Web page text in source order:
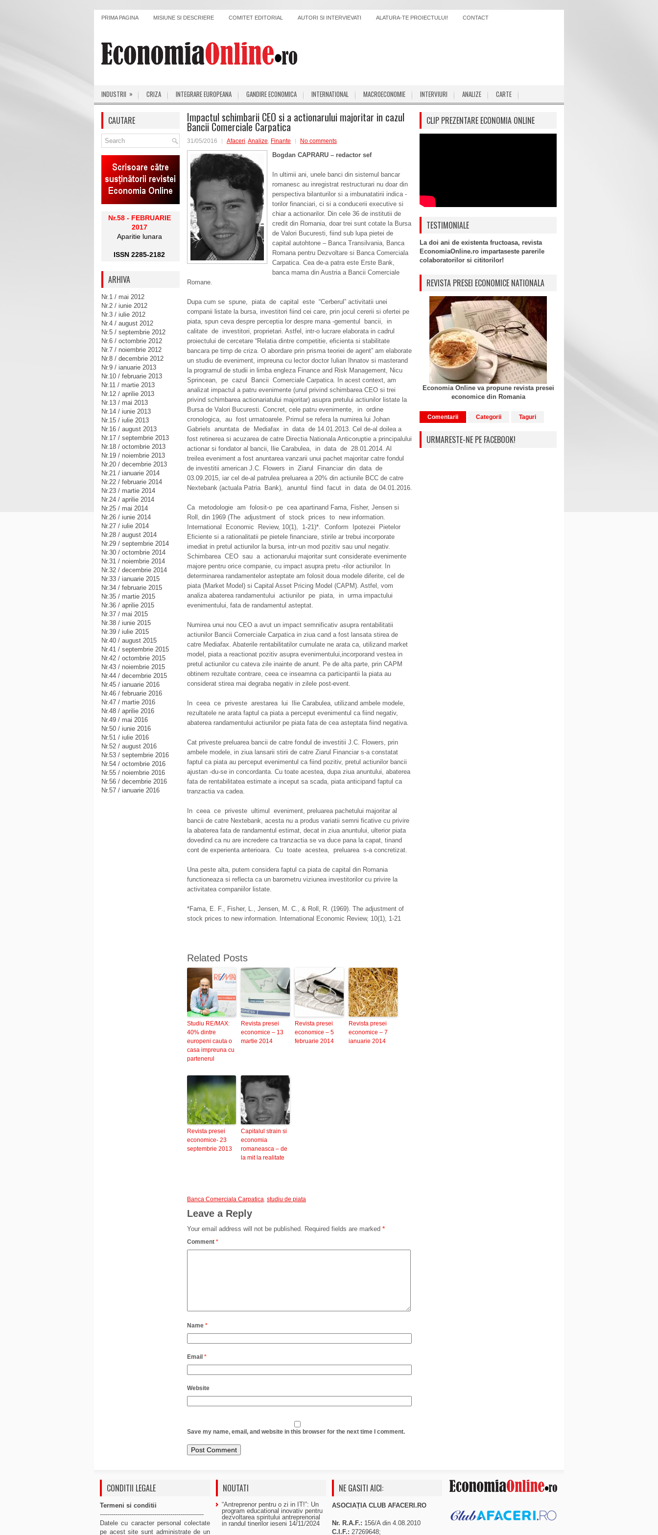
PRIMA PAGINA MISIUNE SI DESCRIERE COMITET EDITORIAL AUTORI SI INTERVIEVATI ALATURA-TE PROIECTULUI! CONTACT
INDUSTRII » CRIZA INTEGRARE EUROPEANA GANDIRE ECONOMICA INTERNATIONAL MACROECONOMIE INTERVIURI ANALIZE CARTE
Impactul schimbarii CEO si a actionarului majoritar in cazul
Bancii Comerciale Carpatica
31/05/2016 Afaceri,Analize, Finante No comments
Bogdan CAPRARU – redactor sef
In ultimii ani, unele banci din sistemul bancar
romanesc au inregistrat restructurari nu doar din
perspectiva bilanturilor si a imbunatatirii indica -
torilor financiari, ci si a conducerii executive si
chiar a actionarilor. Din cele 36 de institutii de
credit din Romania, doar trei sunt cotate la Bursa
de Valori Bucuresti, fiind sub lupa pietei de
capital autohtone – Banca Transilvania, Banca
Romana pentru Dezvoltare si Banca Comerciala
Carpatica. Cea de-a patra este Erste Bank,
banca mama din Austria a Bancii Comerciale
Romane.
Dupa cum se spune, piata de capital este “Cerberul” activitatii unei
companii listate la bursa, investitori fiind cei care, prin jocul cererii si ofertei pe
piata, spun ceva despre perceptia lor despre mana -gementul bancii, in
calitate de investitori, proprietari. Astfel, intr-o lucrare elaborata in cadrul
proiectului de cercetare “Relatia dintre competitie, eficienta si stabilitate
bancara pe timp de criza. O abordare prin prisma teoriei de agent” am elaborate
un studiu de eveniment, impreuna cu lector doctor Iulian Ihnatov si masterand
la programul de studii in limba engleza Finance and Risk Management, Nicu
Sprincean, pe cazul Bancii Comerciale Carpatica. In acest context, am
analizat impactul a patru evenimente (unul privind schimbarea CEO si trei
privind schimbarea actionariatului majoritar) asupra pretului actiunilor listate la
Bursa de Valori Bucuresti. Concret, cele patru evenimente, in ordine
cronologica, au fost urmatoarele. Primul se refera la numirea lui Johan
Gabriels anuntata de Mediafax in data de 14.01.2013. Cel de-al doilea a
fost retinerea si acuzarea de catre Directia Nationala Anticoruptie a principalului
actionar si fondator al bancii, Ilie Carabulea, in data de 28.01.2014. Al
treilea eveniment a fost anuntarea vanzarii unui pachet majoritar catre fondul
de investitii american J.C. Flowers in Ziarul Financiar din data de
03.09.2015, iar cel de-al patrulea preluarea a 20% din actiunile BCC de catre
Nextebank (actuala Patria Bank), anuntul fiind facut in data de 04.01.2016.
Ca metodologie am folosit-o pe cea apartinand Fama, Fisher, Jensen si
Roll, din 1969 (The adjustment of stock prices to new information.
International Economic Review, 10(1), 1-21)*. Conform Ipotezei Pietelor
Eficiente si a rationalitatii pe pietele financiare, stirile ar trebui incorporate
imediat in pretul actiunilor la bursa, intr-un mod pozitiv sau unul negativ.
Schimbarea CEO sau a actionarului majoritar sunt considerate evenimente
majore pentru orice companie, cu impact asupra pretu -rilor actiunilor. In
determinarea randamentelor asteptate am folosit doua modele diferite, cel de
piata (Market Model) si Capital Asset Pricing Model (CAPM). Astfel, vom
analiza abaterea randamentului actiunilor pe piata, in urma impactului
evenimentului, fata de randamentul asteptat.
Numirea unui nou CEO a avut un impact semnificativ asupra rentabilitatii
actiunilor Bancii Comerciale Carpatica in ziua cand a fost lansata stirea de
catre Mediafax. Abaterile rentabilitatilor cumulate ne arata ca, utilizand market
model, piata a reactionat pozitiv asupra evenimentului,incorporand vestea in
pretul actiunilor cu cateva zile inainte de anunt. Pe de alta parte, prin CAPM
obtinem rezultate contrare, ceea ce inseamna ca participantii la piata au
considerat stirea mai degraba negativ in zilele post-event.
In ceea ce priveste arestarea lui Ilie Carabulea, utilizand ambele modele,
rezultatele ne arata faptul ca piata a perceput evenimentul ca fiind negativ,
abaterea randamentului actiunilor pe piata fata de cea asteptata fiind negativa.
Cat priveste preluarea bancii de catre fondul de investitii J.C. Flowers, prin
ambele modele, in ziua lansarii stirii de catre Ziarul Financiar s-a constatat
faptul ca piata au perceput evenimentul ca fiind pozitiv, pretul actiunilor bancii
ajustan -du-se in concordanta. Cu toate acestea, dupa ziua anuntului, abaterea
fata de rentabilitatea estimate a inceput sa scada, piata anticipand faptul ca
tranzactia va cadea.
In ceea ce priveste ultimul eveniment, preluarea pachetului majoritar al
bancii de catre Nextebank, acesta nu a produs variatii semni ficative cu privire
la abaterea fata de randamentul estimat, decat in ziua anuntului, ulterior piata
dovedind ca nu are incredere ca tranzactia se va duce pana la capat, tinand
cont de experienta anterioara. Cu toate acestea, preluarea s-a concretizat.
Una peste alta, putem considera faptul ca piata de capital din Romania
functioneaza si reflecta ca un barometru viziunea investitorilor cu privire la
activitatea companiilor listate.
*Fama, E. F., Fisher, L., Jensen, M. C., & Roll, R. (1969). The adjustment of
stock prices to new information. International Economic Review, 10(1), 1-21
Related Posts
Studiu RE/MAX:
40% dintre
europeni cauta o
casa impreuna cu
partenerul
Revista presei
economice – 13
martie 2014
Revista presei
economice – 5
februarie 2014
Revista presei
economice – 7
ianuarie 2014
Revista presei
economice- 23
septembrie 2013
Capitalul strain si
economia
romaneasca – de
la mit la realitate
Banca Comerciala Carpatica, studiu de piata
Leave a Reply
Your email address will not be published. Required fields are marked *
Comment *
Name *
Email *
Website
Save my name, email, and website in this browser for the next time I comment.
CAUTARE
Nr.58 - FEBRUARIE
2017
Aparitie lunara
ISSN 2285-2182
ARHIVA
Nr.1 / mai 2012
Nr.2 / iunie 2012
Nr.3 / iulie 2012
Nr.4 / august 2012
Nr.5 / septembrie 2012
Nr.6 / octombrie 2012
Nr.7 / noiembrie 2012
Nr.8 / decembrie 2012
Nr.9 / ianuarie 2013
Nr.10 / februarie 2013
Nr.11 / martie 2013
Nr.12 / aprilie 2013
Nr.13 / mai 2013
Nr.14 / iunie 2013
Nr.15 / iulie 2013
Nr.16 / august 2013
Nr.17 / septembrie 2013
Nr.18 / octombrie 2013
Nr.19 / noiembrie 2013
Nr.20 / decembrie 2013
Nr.21 / ianuarie 2014
Nr.22 / februarie 2014
Nr.23 / martie 2014
Nr.24 / aprilie 2014
Nr.25 / mai 2014
Nr.26 / iunie 2014
Nr.27 / iulie 2014
Nr.28 / august 2014
Nr.29 / septembrie 2014
Nr.30 / octombrie 2014
Nr.31 / noiembrie 2014
Nr.32 / decembrie 2014
Nr.33 / ianuarie 2015
Nr.34 / februarie 2015
Nr.35 / martie 2015
Nr.36 / aprilie 2015
Nr.37 / mai 2015
Nr.38 / iunie 2015
Nr.39 / iulie 2015
Nr.40 / august 2015
Nr.41 / septembrie 2015
Nr.42 / octombrie 2015
Nr.43 / noiembrie 2015
Nr.44 / decembrie 2015
Nr.45 / ianuarie 2016
Nr.46 / februarie 2016
Nr.47 / martie 2016
Nr.48 / aprilie 2016
Nr.49 / mai 2016
Nr.50 / iunie 2016
Nr.51 / iulie 2016
Nr.52 / august 2016
Nr.53 / septembrie 2016
Nr.54 / octombrie 2016
Nr.55 / noiembrie 2016
Nr.56 / decembrie 2016
Nr.57 / ianuarie 2016
CLIP PREZENTARE ECONOMIA ONLINE
TESTIMONIALE
La doi ani de existenta fructoasa, revista
EconomiaOnline.ro impartaseste parerile
colaboratorilor si cititorilor!
REVISTA PRESEI ECONOMICE NATIONALA
Economia Online va propune revista presei
economice din Romania
Comentarii Categorii Taguri
URMARESTE-NE PE FACEBOOK!
CONDITII LEGALE
Termeni si conditii
-----------------------------------------------------
Datele cu caracter personal colectate
pe acest site sunt administrate de un
NOUTATI
“Antreprenor pentru o zi in IT!”: Un
program educational inovativ pentru
dezvoltarea spiritului antreprenorial
in randul tinerilor ieseni 14/11/2024
NE GASITI AICI:
ASOCIAȚIA CLUB AFACERI.RO
Nr. R.A.F.: 156/A din 4.08.2010
C.I.F.: 27269648;